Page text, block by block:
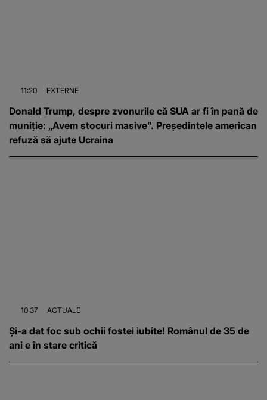
11:20 EXTERNE
Donald Trump, despre zvonurile că SUA ar fi în pană de
muniție: „Avem stocuri masive”. Președintele american
refuză să ajute Ucraina
10:37 ACTUALE
Și-a dat foc sub ochii fostei iubite! Românul de 35 de
ani e în stare critică